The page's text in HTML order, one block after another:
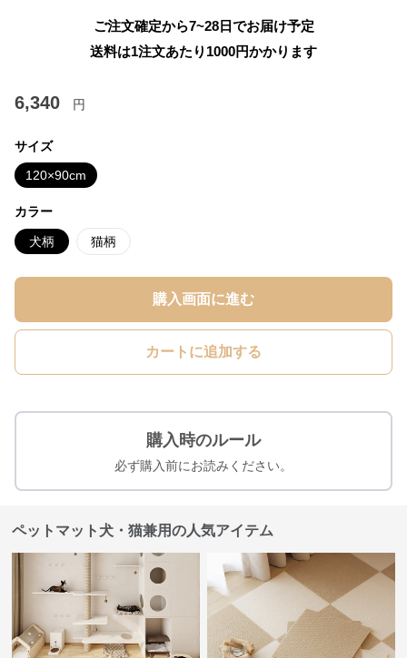
ご注文確定から7~28日でお届け予定
送料は1注文あたり 1000円かかります
6,340 円
サイズ
120×90cm
カラー
犬柄 猫柄
購入画面に進む
カートに追加する
購入時のルール
必ず購入前にお読みください。
ペットマット犬・猫兼用の人気アイテム